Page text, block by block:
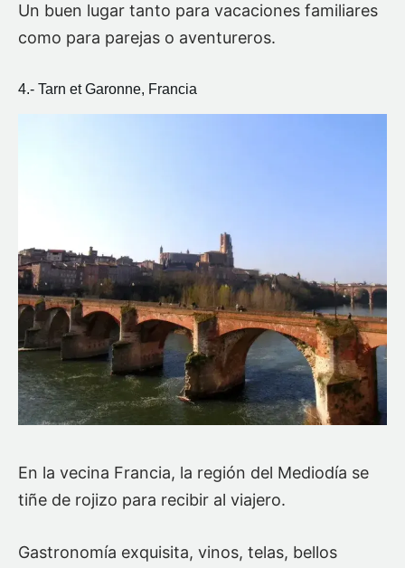
Un buen lugar tanto para vacaciones familiares
como para parejas o aventureros.
4.- Tarn et Garonne, Francia
En la vecina Francia, la región del Mediodía se
tiñe de rojizo para recibir al viajero.
Gastronomía exquisita, vinos, telas, bellos